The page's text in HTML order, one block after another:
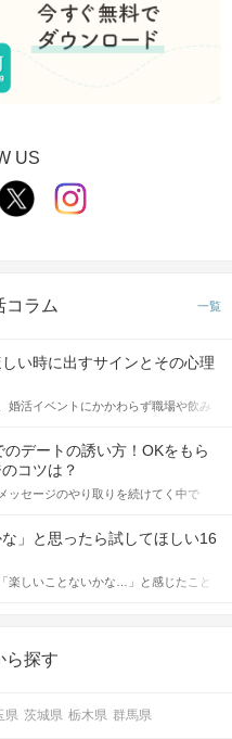
US
コラム 一覧
い時に出すサインとその心理
婚活イベントにかかわらず職場や飲み
左右されます。 これから恋人作りを本
方は、女性が異性を求めて出すサイン
い行動に移せるかどうかが重要。 この
て欲しい時に出すサインとその心理を
るべきかをご紹介していきます。
デートの誘い方！OKをもら
コツは？
ッセージのやり取りを続けてく中で
たらいいの？」とお困りの男性もいら
うか。 そこで今回は、男性から女性へ
方のコツをご紹介します。例文も混じ
ひ参考にしてください。
な」と思ったら試してほしい16
楽しいことないかな…」と感じたこと
めました♪ いままさに楽しいことを探し
ら探す
県 茨城県 栃木県 群馬県